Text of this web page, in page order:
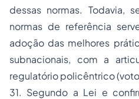
dessas normas. Todavia,
normas de referência
adoção das melhores
subnacionais, com a
regulatório policêntrico
31. Segundo a Lei e